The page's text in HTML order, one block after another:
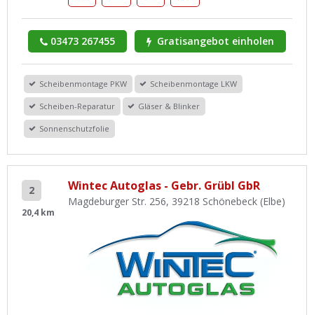
03473 267455 Gratisangebot einholen
Scheibenmontage PKW Scheibenmontage LKW
Scheiben-Reparatur Gläser & Blinker
Sonnenschutzfolie
2
20,4 km
Wintec Autoglas - Gebr. Grübl GbR
Magdeburger Str. 256, 39218 Schönebeck (Elbe)